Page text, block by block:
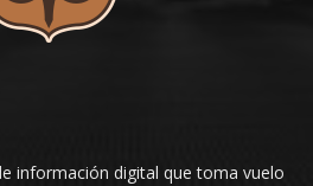
información digital que toma vuelo